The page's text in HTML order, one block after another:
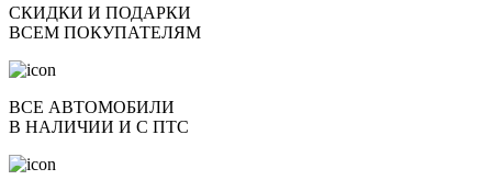
СКИДКИ И ПОДАРКИ
ВСЕМ ПОКУПАТЕЛЯМ
ВСЕ АВТОМОБИЛИ
В НАЛИЧИИ И С ПТС